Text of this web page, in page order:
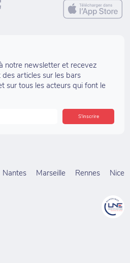
notre newsletter et recevez
articles sur les bars
sur tous les acteurs qui font le
Nantes Marseille Rennes Nice